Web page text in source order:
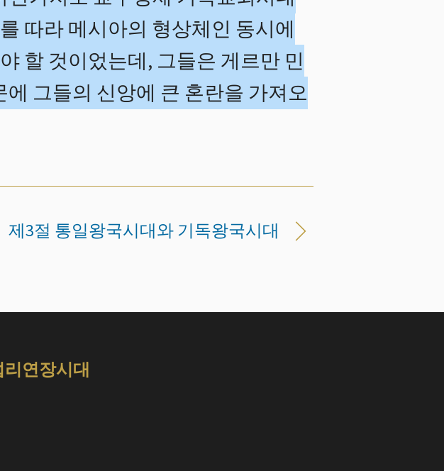
따라 메시아의 형상체인 동시에
할 것이었는데, 그들은 게르만 민
그들의 신앙에 큰 혼란을 가져오
제3절 통일왕국시대와 기독왕국시대
연장시대